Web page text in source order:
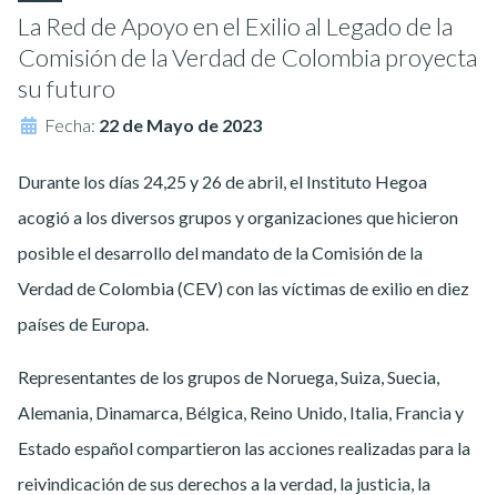
La Red de Apoyo en el Exilio al Legado de la
Comisión de la Verdad de Colombia proyecta
su futuro
Fecha: 22 de Mayo de 2023
Durante los días 24,25 y 26 de abril, el Instituto Hegoa
acogió a los diversos grupos y organizaciones que hicieron
posible el desarrollo del mandato de la Comisión de la
Verdad de Colombia (CEV) con las víctimas de exilio en diez
países de Europa.
Representantes de los grupos de Noruega, Suiza, Suecia,
Alemania, Dinamarca, Bélgica, Reino Unido, Italia, Francia y
Estado español compartieron las acciones realizadas para la
reivindicación de sus derechos a la verdad, la justicia, la